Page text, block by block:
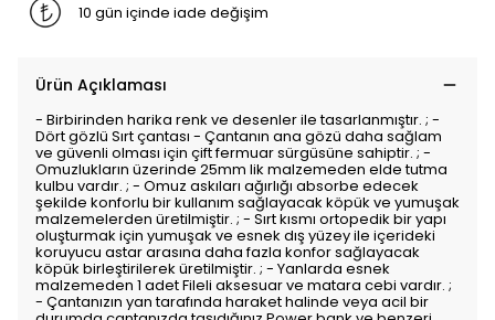
10 gün içinde iade değişim
Ürün Açıklaması
- Birbirinden harika renk ve desenler ile tasarlanmıştır. ; -
Dört gözlü Sırt çantası - Çantanın ana gözü daha sağlam
ve güvenli olması için çift fermuar sürgüsüne sahiptir. ; -
Omuzlukların üzerinde 25mm lik malzemeden elde tutma
kulbu vardır. ; - Omuz askıları ağırlığı absorbe edecek
şekilde konforlu bir kullanım sağlayacak köpük ve yumuşak
malzemelerden üretilmiştir. ; - Sırt kısmı ortopedik bir yapı
oluşturmak için yumuşak ve esnek dış yüzey ile içerideki
koruyucu astar arasına daha fazla konfor sağlayacak
köpük birleştirilerek üretilmiştir. ; - Yanlarda esnek
malzemeden 1 adet Fileli aksesuar ve matara cebi vardır. ;
- Çantanızın yan tarafında haraket halinde veya acil bir